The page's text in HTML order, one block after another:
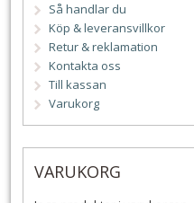
Så handlar du
Köp & leveransvillkor
Retur & reklamation
Kontakta oss
Till kassan
Varukorg
VARUKORG